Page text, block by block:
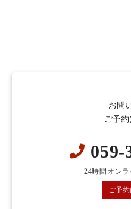
お問
ご予
059-
24時間オン
ご予